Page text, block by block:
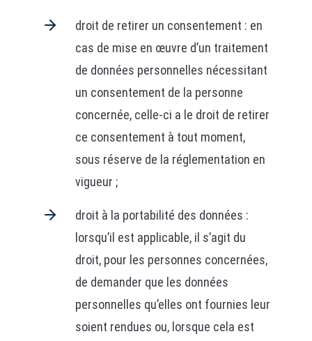
droit de retirer un consentement : en
cas de mise en œuvre d’un traitement
de données personnelles nécessitant
un consentement de la personne
concernée, celle-ci a le droit de retirer
ce consentement à tout moment,
sous réserve de la réglementation en
vigueur ;
droit à la portabilité des données :
lorsqu’il est applicable, il s’agit du
droit, pour les personnes concernées,
de demander que les données
personnelles qu’elles ont fournies leur
soient rendues ou, lorsque cela est